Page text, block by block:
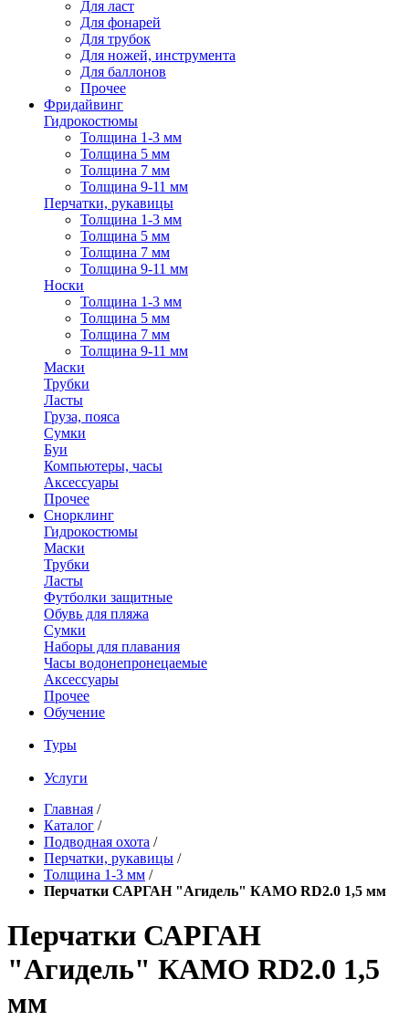
Для ласт
Для фонарей
Для трубок
Для ножей, инструмента
Для баллонов
Прочее
Фридайвинг
Гидрокостюмы
Толщина 1-3 мм
Толщина 5 мм
Толщина 7 мм
Толщина 9-11 мм
Перчатки, рукавицы
Толщина 1-3 мм
Толщина 5 мм
Толщина 7 мм
Толщина 9-11 мм
Носки
Толщина 1-3 мм
Толщина 5 мм
Толщина 7 мм
Толщина 9-11 мм
Маски
Трубки
Ласты
Груза, пояса
Сумки
Буи
Компьютеры, часы
Аксессуары
Прочее
Снорклинг
Гидрокостюмы
Маски
Трубки
Ласты
Футболки защитные
Обувь для пляжа
Сумки
Наборы для плавания
Часы водонепронецаемые
Аксессуары
Прочее
Обучение
Туры
Услуги
Главная /
Каталог /
Подводная охота /
Перчатки, рукавицы /
Толщина 1-3 мм /
Перчатки САРГАН "Агидель" КАМО RD2.0 1,5 мм
Перчатки САРГАН
"Агидель" КАМО RD2.0 1,5
мм